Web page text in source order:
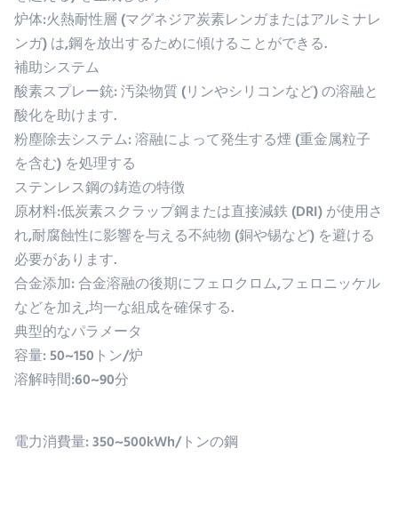
炉体:火熱耐性層 (マグネジア炭素レンガまたはアルミナレ
ンガ) は,鋼を放出するために傾けることができる.
補助システム
酸素スプレー銃: 汚染物質 (リンやシリコンなど) の溶融と
酸化を助けます.
粉塵除去システム: 溶融によって発生する煙 (重金属粒子
を含む) を処理する
ステンレス鋼の鋳造の特徴
原材料:低炭素スクラップ鋼または直接減鉄 (DRI) が使用さ
れ,耐腐蝕性に影響を与える不純物 (銅や锡など) を避ける
必要があります.
合金添加: 合金溶融の後期にフェロクロム,フェロニッケル
などを加え,均一な組成を確保する.
典型的なパラメータ
容量: 50~150トン/炉
溶解時間:60~90分
電力消費量: 350~500kWh/トンの鋼